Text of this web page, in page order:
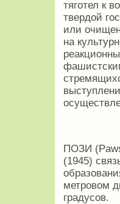
тяготел к
твердой
или
на
ПОЗИ
(1945)
метровом
градусов.